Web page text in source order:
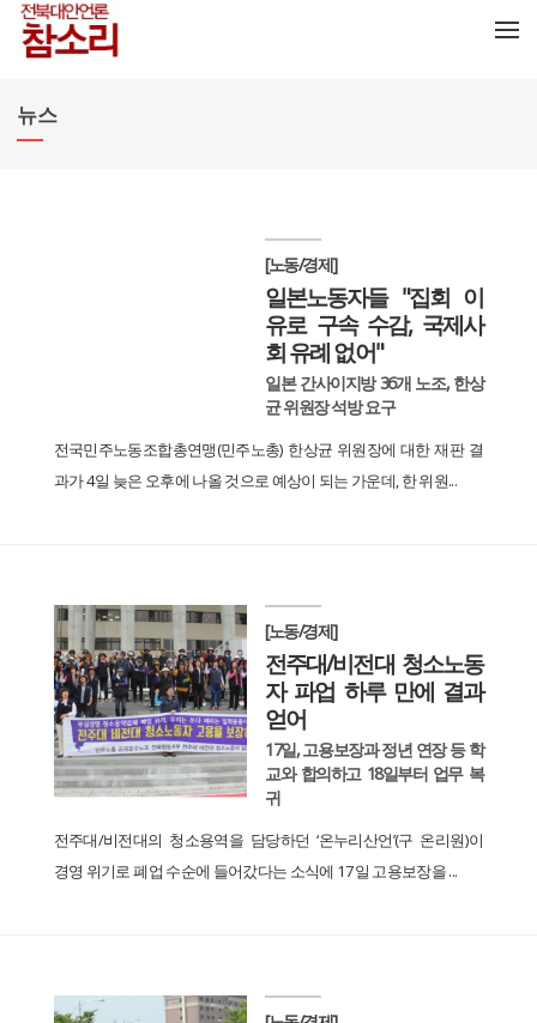
뉴스
[노동/경제]
일본노동자들 "집회 이
유로 구속 수감, 국제사
회 유례 없어"
일본 간사이지방 36개 노조, 한상
균 위원장 석방 요구
전국민주노동조합총연맹(민주노총) 한상균 위원장에 대한 재판 결
과가 4일 늦은 오후에 나올 것으로 예상이 되는 가운데, 한 위원...
[노동/경제]
전주대/비전대 청소노동
자 파업 하루 만에 결과
얻어
17일, 고용보장과 정년 연장 등 학
교와 합의하고 18일부터 업무 복
귀
전주대/비전대의 청소용역을 담당하던 ‘온누리산언’(구 온리원)이
경영 위기로 폐업 수순에 들어갔다는 소식에 17일 고용보장을 ...